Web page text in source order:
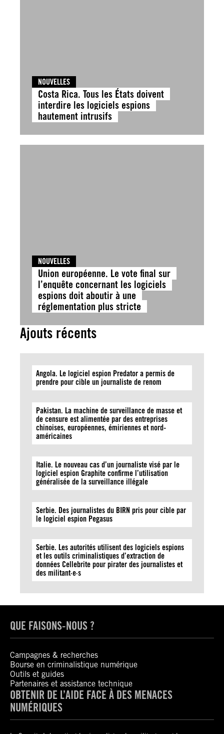
NOUVELLES
Costa Rica. Tous les États doivent
interdire les logiciels espions
hautement intrusifs
NOUVELLES
Union européenne. Le vote final sur
l’enquête concernant les logiciels
espions doit aboutir à une
réglementation plus stricte
Ajouts récents
Angola. Le logiciel espion Predator a permis de
prendre pour cible un journaliste de renom
Pakistan. La machine de surveillance de masse et
de censure est alimentée par des entreprises
chinoises, européennes, émiriennes et nord-
américaines
Italie. Le nouveau cas d’un journaliste visé par le
logiciel espion Graphite confirme l’utilisation
généralisée de la surveillance illégale
Serbie. Des journalistes du BIRN pris pour cible par
le logiciel espion Pegasus
Serbie. Les autorités utilisent des logiciels espions
et les outils criminalistiques d’extraction de
données Cellebrite pour pirater des journalistes et
des militant·e·s
QUE FAISONS-NOUS ?
Campagnes & recherches
Bourse en criminalistique numérique
Outils et guides
Partenaires et assistance technique
OBTENIR DE L’AIDE FACE À DES MENACES
NUMÉRIQUES